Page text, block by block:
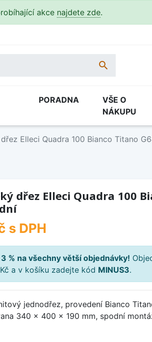
akce najdete zde.

PORADNA
VŠE O
NÁKUPU
Elleci Quadra 100 Bianco Titano
dřez Elleci Quadra 100
s DPH
% na všechny větší objednávky!
a v košíku zadejte kód MINUS3.
jednodřez, provedení Bianco
340 x 400 x 190 mm, spodní